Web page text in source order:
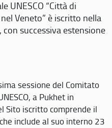
UNESCO “Città di
Veneto” è iscritto nella
successiva estensione
sessione del Comitato
a Pukhet in
Sito iscritto comprende il
include al suo interno 23